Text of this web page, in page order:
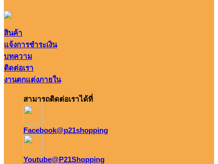
สินค้า
แจ้งการชำระเงิน
บทความ
ติดต่อเรา
งานตกแต่งภายใน
สามารถติดต่อเราได้ที่
Facebook@p21shopping
Youtube@P21Shopping